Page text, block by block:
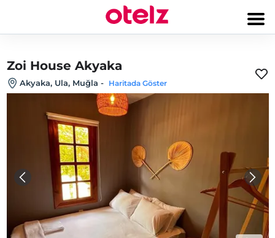
Zoi House Akyaka
Akyaka, Ula, Muğla - Haritada Göster